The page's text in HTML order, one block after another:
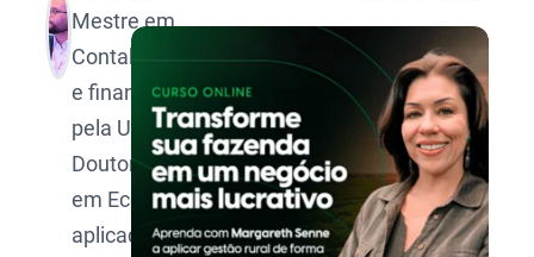
Mestre em
Contabilidade
e finanças
pela UFMG,
Doutorando
em Economia
aplicada pela